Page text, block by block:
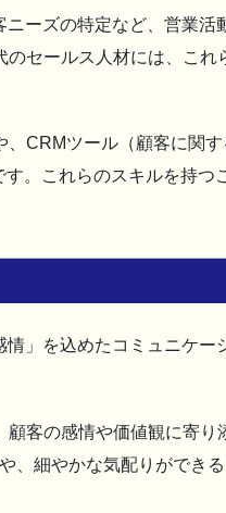
ーズの特定など、営業活
セールス人材には、これ
CRMツール（顧客に関
。これらのスキルを持つ
」を込めたコミュニケー
客の感情や価値観に寄り
、細やかな気配りができ